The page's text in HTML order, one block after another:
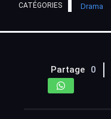
CATÉGORIES Drama
Partage 0